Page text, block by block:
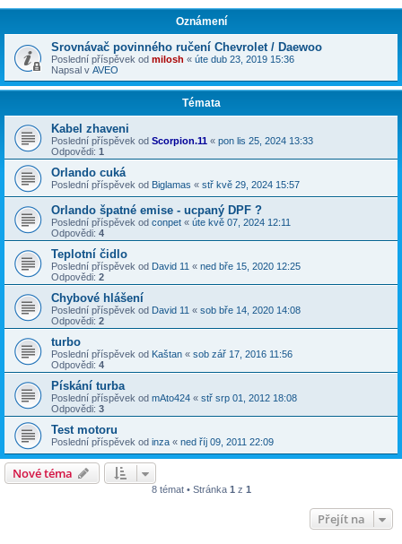
Oznámení
Srovnávač povinného ručení Chevrolet / Daewoo
Poslední příspěvek od milosh « úte dub 23, 2019 15:36
Napsal v AVEO
Témata
Kabel zhaveni
Poslední příspěvek od Scorpion.11 « pon lis 25, 2024 13:33
Odpovědi: 1
Orlando cuká
Poslední příspěvek od Biglamas « stř kvě 29, 2024 15:57
Orlando špatné emise - ucpaný DPF ?
Poslední příspěvek od conpet « úte kvě 07, 2024 12:11
Odpovědi: 4
Teplotní čidlo
Poslední příspěvek od David 11 « ned bře 15, 2020 12:25
Odpovědi: 2
Chybové hlášení
Poslední příspěvek od David 11 « sob bře 14, 2020 14:08
Odpovědi: 2
turbo
Poslední příspěvek od Kaštan « sob zář 17, 2016 11:56
Odpovědi: 4
Pískání turba
Poslední příspěvek od mAto424 « stř srp 01, 2012 18:08
Odpovědi: 3
Test motoru
Poslední příspěvek od inza « ned říj 09, 2011 22:09
Nové téma
8 témat • Stránka 1 z 1
Přejít na